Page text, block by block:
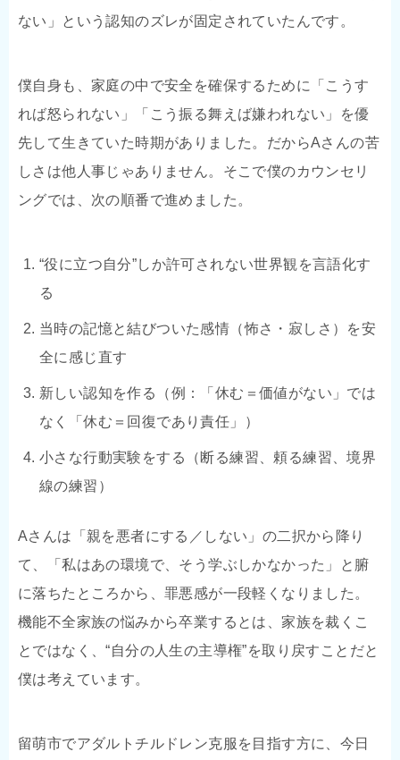
ない」という認知のズレが固定されていたんです。
僕自身も、家庭の中で安全を確保するために「こうす
れば怒られない」「こう振る舞えば嫌われない」を優
先して生きていた時期がありました。だからAさんの苦
しさは他人事じゃありません。そこで僕のカウンセリ
ングでは、次の順番で進めました。
“役に立つ自分”しか許可されない世界観を言語化す
る
当時の記憶と結びついた感情（怖さ・寂しさ）を安
全に感じ直す
新しい認知を作る（例：「休む＝価値がない」では
なく「休む＝回復であり責任」）
小さな行動実験をする（断る練習、頼る練習、境界
線の練習）
Aさんは「親を悪者にする／しない」の二択から降り
て、「私はあの環境で、そう学ぶしかなかった」と腑
に落ちたところから、罪悪感が一段軽くなりました。
機能不全家族の悩みから卒業するとは、家族を裁くこ
とではなく、“自分の人生の主導権”を取り戻すことだと
僕は考えています。
留萌市でアダルトチルドレン克服を目指す方に、今日